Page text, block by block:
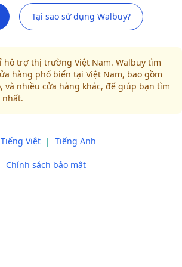
Tại sao sử dụng Walbuy?
hỗ trợ thị trường Việt Nam. Walbuy tìm
hàng phổ biến tại Việt Nam, bao gồm
và nhiều cửa hàng khác, để giúp bạn tìm
nhất.
Tiếng Việt | Tiếng Anh
Chính sách bảo mật